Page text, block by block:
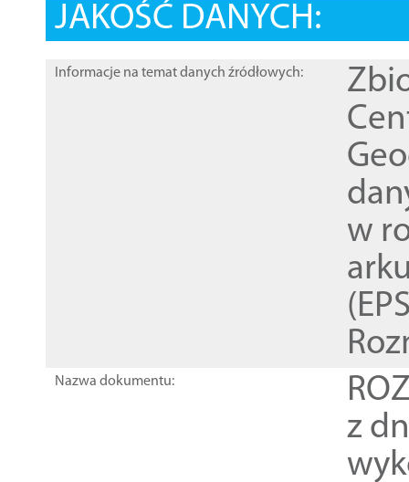
JAKOŚĆ DANYCH:
Informacje na temat danych źródłowych:
w
Nazwa dokumentu:
z